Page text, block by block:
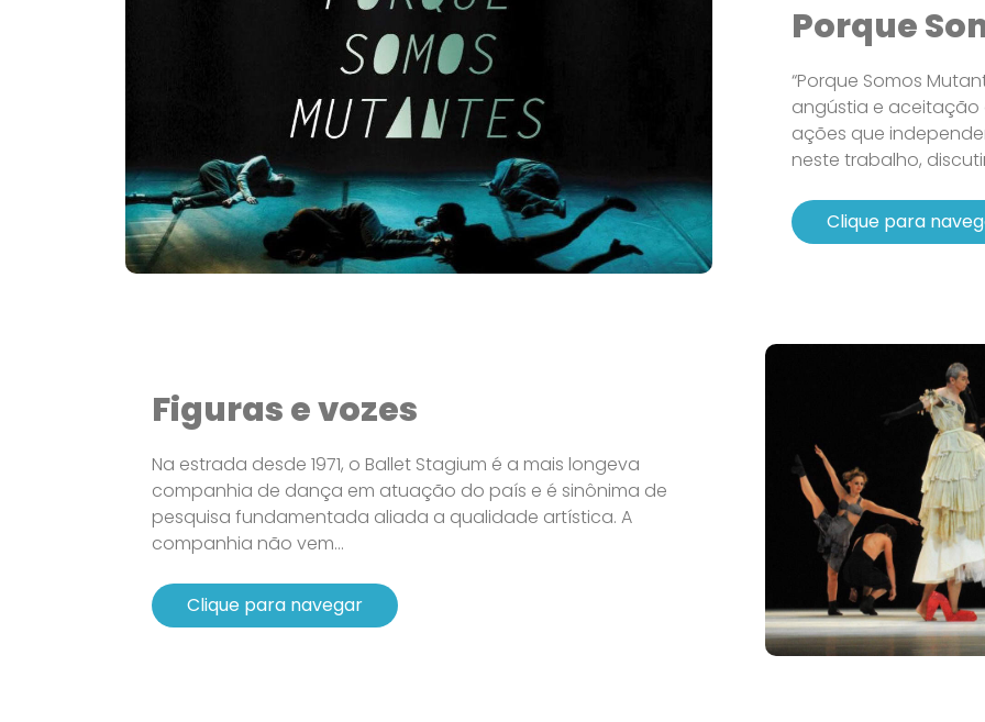
Porque
“Porque Somos
angústia e aceitação
ações que
neste trabalho,
Clique para
Figuras e vozes
Na estrada desde 1971, o Ballet Stagium é a mais longeva
companhia de dança em atuação do país e é sinônima de
pesquisa fundamentada aliada a qualidade artística. A
companhia não vem...
Clique para navegar